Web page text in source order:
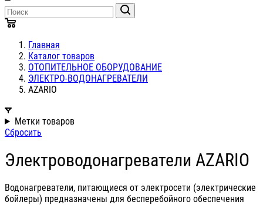
Главная
Каталог товаров
ОТОПИТЕЛЬНОЕ ОБОРУДОВАНИЕ
ЭЛЕКТРО-ВОДОНАГРЕВАТЕЛИ
AZARIO
Метки товаров
Сбросить
Электроводонагреватели AZARIO
Водонагреватели, питающиеся от электросети (электрические
бойлеры) предназначены для бесперебойного обеспечения